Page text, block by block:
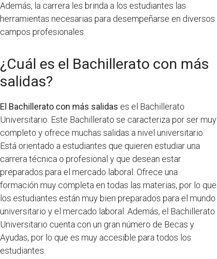
Además, la carrera les brinda a los estudiantes las
herramientas necesarias para desempeñarse en diversos
campos profesionales.
¿Cuál es el Bachillerato con más
salidas?
El Bachillerato con más salidas es el Bachillerato
Universitario. Este Bachillerato se caracteriza por ser muy
completo y ofrece muchas salidas a nivel universitario.
Está orientado a estudiantes que quieren estudiar una
carrera técnica o profesional y que desean estar
preparados para el mercado laboral. Ofrece una
formación muy completa en todas las materias, por lo que
los estudiantes están muy bien preparados para el mundo
universitario y el mercado laboral. Además, el Bachillerato
Universitario cuenta con un gran número de Becas y
Ayudas, por lo que es muy accesible para todos los
estudiantes.